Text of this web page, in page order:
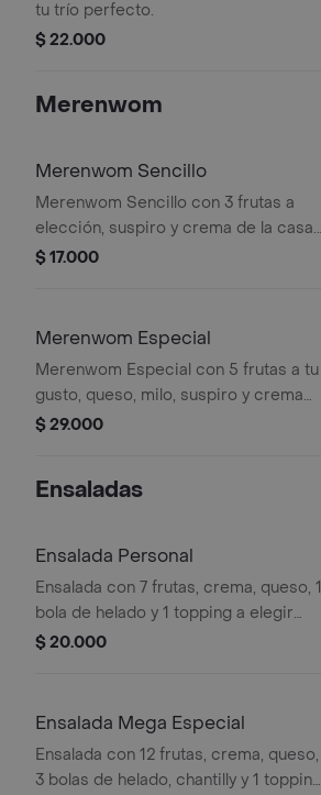
tu trío perfecto.
$ 22.000
Merenwom
Merenwom Sencillo
Merenwom Sencillo con 3 frutas a
elección, suspiro y crema de la casa.
Incluye fresas, duraznos y
$ 17.000
Merenwom Especial
Merenwom Especial con 5 frutas a tu
gusto, queso, milo, suspiro y crema
de la casa.
$ 29.000
Ensaladas
Ensalada Personal
Ensalada con 7 frutas, crema, queso, 1
bola de helado y 1 topping a elegir
(zucarita, granola, oreo, chocokrispy).
$ 20.000
Ensalada Mega Especial
Ensalada con 12 frutas, crema, queso,
3 bolas de helado, chantilly y 1 topping